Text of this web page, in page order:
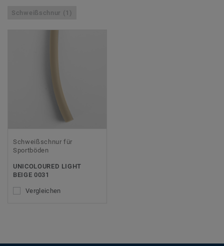
Schweißschnur (1)
Schweißschnur für
Sportböden
UNICOLOURED LIGHT
BEIGE 0031
Vergleichen